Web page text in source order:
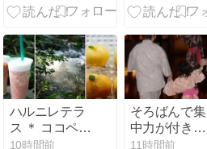
の【札幌】講
ハルニレテラ
ス ＊ ココペリ
&和泉屋・桃
10時間前
そろばんで集
中力が付きま
す。
11時間前